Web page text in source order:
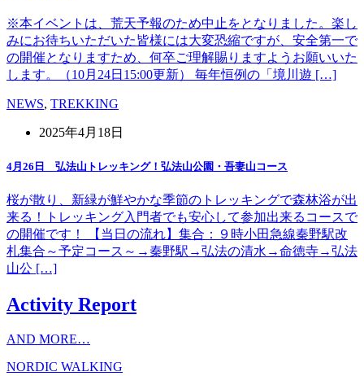
※本イベントは、荒天予報のため中止をとなりました。楽し
みにお待ちいただいた皆様には大変恐縮ですが、安全第一で
の開催となりますため、何卒ご理解賜りますようお願いいた
します。（10月24日15:00更新） 毎年恒例の「境川遊 […]
NEWS, TREKKING
2025年4月18日
4月26日 弘法山トレッキング！弘法山公園・吾妻山コース
桜が散り、新緑が鮮やかな季節のトレッキングで森林浴が出
来る！トレッキング入門者でも安心して参加出来るコースで
の開催です！ 【当日の流れ】集合：９時小田急線秦野駅改
札集合～予定コース～→秦野駅→弘法の清水→命徳寺→弘法
山公 […]
Activity Report
AND MORE…
NORDIC WALKING